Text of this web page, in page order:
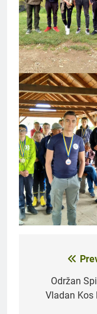
Navigacija
članaka
Održan
Vladan Kos